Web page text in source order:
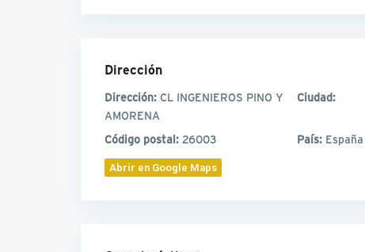
Dirección
Dirección: CL INGENIEROS PINO Y
AMORENA
Ciudad:
Código postal: 26003 País: España
Abrir en Google Maps